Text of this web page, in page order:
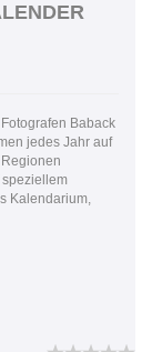
Baback
jedes Jahr auf
Kalendarium,